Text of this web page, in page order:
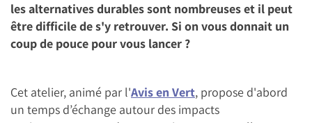
les alternatives durables sont nombreuses et il peut
être difficile de s'y retrouver. Si on vous donnait un
coup de pouce pour vous lancer ?
Cet atelier, animé par l'Avis en Vert, propose d'abord
un temps d’échange autour des impacts